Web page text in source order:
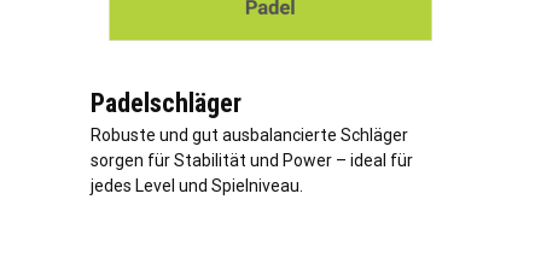
Padelschläger
Robuste und gut ausbalancierte Schläger
sorgen für Stabilität und Power – ideal für
jedes Level und Spielniveau.